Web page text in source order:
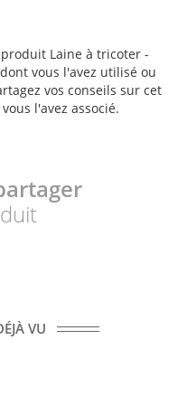
Laine à tricoter -
vous l'avez utilisé ou
vos conseils sur cet
l'avez associé.
VU